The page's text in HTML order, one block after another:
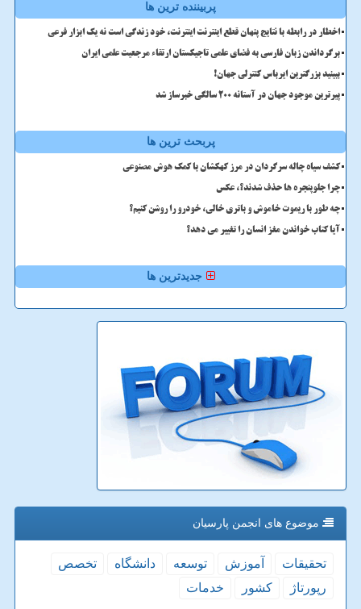
پربیننده ترین ها
اخطار در رابطه با نتایج پنهان قطع اینترنت اینترنت، خود زندگی است نه یک ابزار فرعی
برگرداندن زبان فارسی به فضای علمی تاجیکستان ارتقاء مرجعیت علمی ایران
ببینید بزرگترین ایرباس کنترلی جهان!
پیرترین موجود جهان در آستانه ۲۰۰ سالگی خبرساز شد
پربحث ترین ها
کشف سیاه چاله سرگردان در مرز کهکشان با کمک هوش مصنوعی
چرا جلوپنجره ها حذف شدند؟، عکس
چه طور با ریموت خاموش و باتری خالی، خودرو را روشن کنیم؟
آیا کتاب خواندن مغز انسان را تغییر می دهد؟
جدیدترین ها
موضوع های انجمن پارسیان
تحقیقات آموزش توسعه دانشگاه
تخصص
رپورتاژ
كشور خدمات